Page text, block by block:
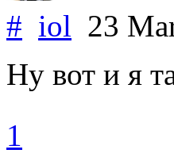
# iol 23
Ну вот и я
1